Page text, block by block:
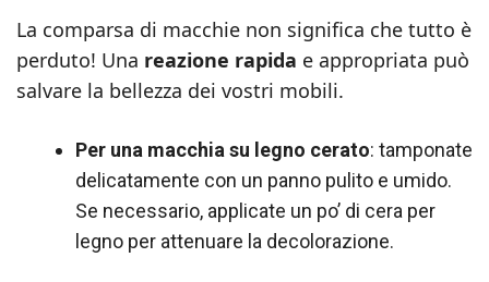
La comparsa di macchie non significa che tutto è
perduto! Una reazione rapida e appropriata può
salvare la bellezza dei vostri mobili.
Per una macchia su legno cerato: tamponate
delicatamente con un panno pulito e umido.
Se necessario, applicate un po’ di cera per
legno per attenuare la decolorazione.